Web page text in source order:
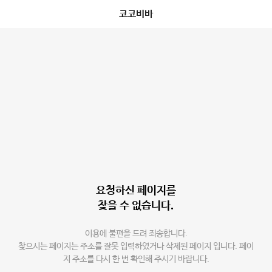
코코비바
요청하신 페이지를
찾을 수 없습니다.
이용에 불편을 드려 죄송합니다.
찾으시는 페이지는 주소를 잘못 입력하였거나 삭제된 페이지 입니다. 페이
지 주소를 다시 한 번 확인해 주시기 바랍니다.